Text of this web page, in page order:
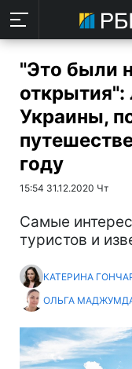
"Это были
Украины,
году
15:54 31.12.2020 Чт
Самые
туристов и
КАТЕРИНА
ОЛЬГА